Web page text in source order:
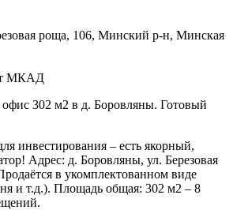
роща, 106, Минский р-н, Минская
МКАД
302 м2 в д. Боровляны. Готовый
инвестирования – есть якорный,
Адрес: д. Боровляны, ул. Березовая
в укомплектованном виде
и т.д.). Площадь общая: 302 м2 – 8